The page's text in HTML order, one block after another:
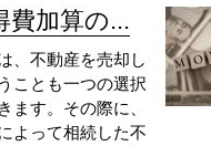
費加算の...
、不動産を売却し
ことも一つの選択
ます。その際に、
よって相続した不